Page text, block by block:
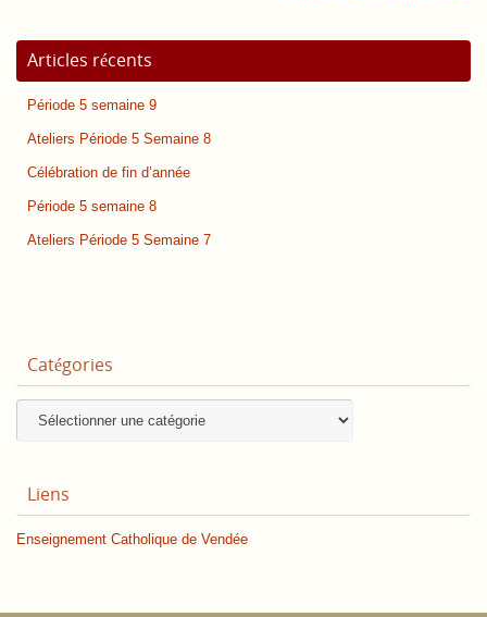
Articles récents
Période 5 semaine 9
Ateliers Période 5 Semaine 8
Célébration de fin d’année
Période 5 semaine 8
Ateliers Période 5 Semaine 7
Catégories
Liens
Enseignement Catholique de Vendée